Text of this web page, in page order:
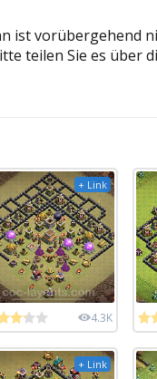
ist vorübergehend
teilen Sie es über
+ Link
4.3K
+ Link